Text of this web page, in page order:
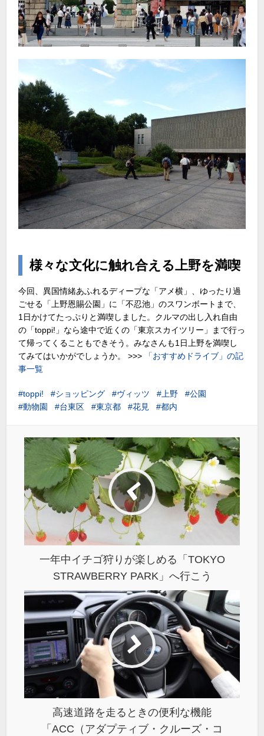
様々な文化に触れ合える上野を満喫
今回、異国情緒あふれるディープな「アメ横」、ゆったり過
ごせる「上野恩賜公園」に「不忍池」のスワンボートまで、
1日かけてたっぷりと満喫しました。クルマの出し入れ自由
の「toppi!」なら途中で近くの「東京スカイツリー」まで行っ
て帰ってくることもできそう。みなさんも1日上野を満喫し
てみてはいかがでしょうか。 >>>
「おすすめドライブ」の記
事一覧
toppi! ショッピング ヴィッツ 上野
公園
動物園
台東区 東京都 花見 都内
一年中イチゴ狩りが楽しめる「TOKYO
STRAWBERRY PARK」へ行こう
高速道路を走るときの便利な機能
「ACC（アダプティブ・クルーズ・コ